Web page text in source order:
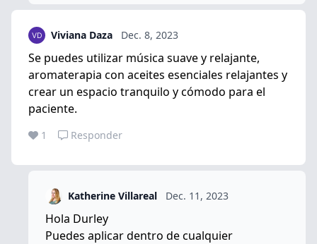
Viviana Daza Dec. 8, 2023
Se puedes utilizar música suave y relajante,
aromaterapia con aceites esenciales relajantes y
crear un espacio tranquilo y cómodo para el
paciente.
1 Responder
Katherine Villareal Dec. 11, 2023
Hola Durley
Puedes aplicar dentro de cualquier